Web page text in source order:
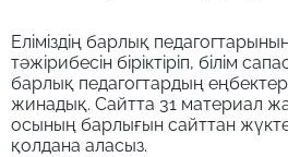
Еліміздің барлық
тәжірибесін біріктіріп, білім
барлық педагогтардың
жинадық. Сайтта 31 материал
осының барлығын сайттан
қолдана аласыз.